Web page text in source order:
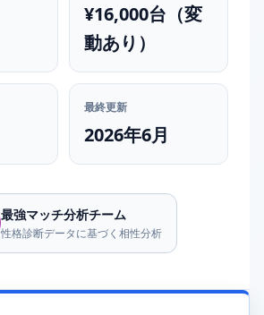
¥16,000台（変
動あり）
最終更新
2026年6月
最強マッチ分析チーム
性格診断データに基づく相性分析